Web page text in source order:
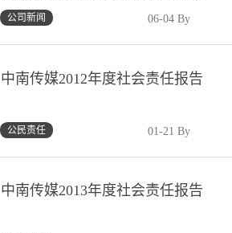
获奖湘企、惟一获奖文化传媒企业
06-04 By
公司新闻
中南传媒2012年度社会责任报告
01-21 By
公民责任
中南传媒2013年度社会责任报告